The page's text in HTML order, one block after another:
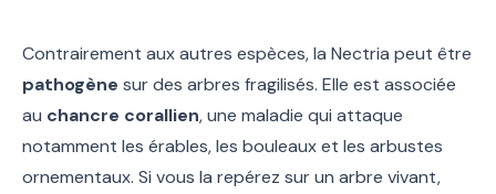
Contrairement aux autres espèces, la Nectria peut être
pathogène sur des arbres fragilisés. Elle est associée
au chancre corallien, une maladie qui attaque
notamment les érables, les bouleaux et les arbustes
ornementaux. Si vous la repérez sur un arbre vivant,